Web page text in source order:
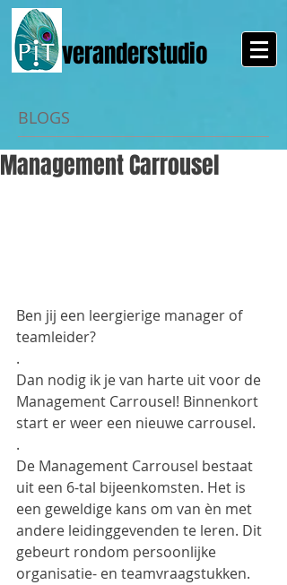
veranderstudio
BLOGS
Management Carrousel
Ben jij een leergierige manager of
teamleider?
.
Dan nodig ik je van harte uit voor de
Management Carrousel! Binnenkort
start er weer een nieuwe carrousel.
.
De Management Carrousel bestaat
uit een 6-tal bijeenkomsten. Het is
een geweldige kans om van èn met
andere leidinggevenden te leren. Dit
gebeurt rondom persoonlijke
organisatie- en teamvraagstukken.